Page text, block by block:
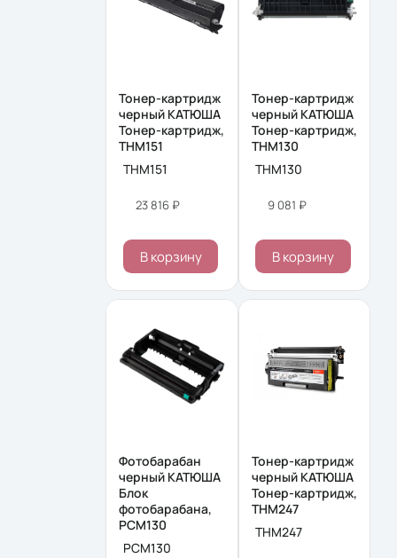
Тонер-картридж
черный КАТЮША
Тонер-картридж,
THM151
THM151
23 816 ₽
В корзину
Тонер-картридж
черный КАТЮША
Тонер-картридж,
THM130
THM130
9 081 ₽
В корзину
Фотобарабан
черный КАТЮША
Блок
фотобарабана,
PCM130
PCM130
Тонер-картридж
черный КАТЮША
Тонер-картридж,
THM247
THM247